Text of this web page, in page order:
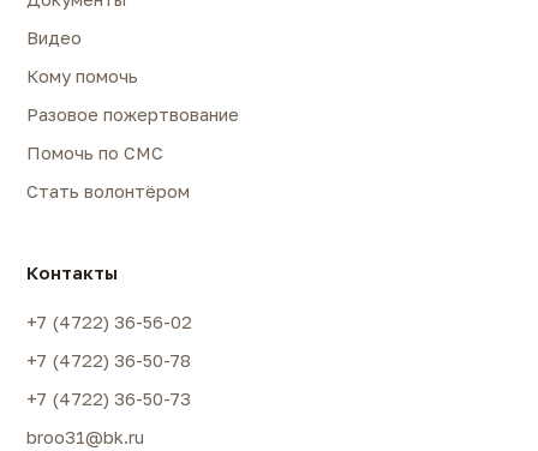
Видео
Кому помочь
Разовое пожертвование
Помочь по СМС
Стать волонтёром
Контакты
+7 (4722) 36-56-02
+7 (4722) 36-50-78
+7 (4722) 36-50-73
broo31@bk.ru